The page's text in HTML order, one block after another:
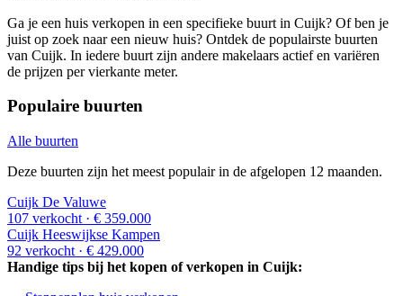
Ga je een huis verkopen in een specifieke buurt in Cuijk? Of ben je
juist op zoek naar een nieuw huis? Ontdek de populairste buurten
van Cuijk. In iedere buurt zijn andere makelaars actief en variëren
de prijzen per vierkante meter.
Populaire buurten
Alle buurten
Deze buurten zijn het meest populair in de afgelopen 12 maanden.
Cuijk De Valuwe
107 verkocht · € 359.000
Cuijk Heeswijkse Kampen
92 verkocht · € 429.000
Handige tips bij het kopen of verkopen in Cuijk: